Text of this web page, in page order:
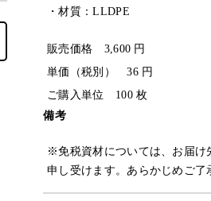
・材質：LLDPE
販売価格 3,600 円
単価（税別） 36 円
ご購入単位 100 枚
備考
※免税資材については、お届け
申し受けます。あらかじめご了